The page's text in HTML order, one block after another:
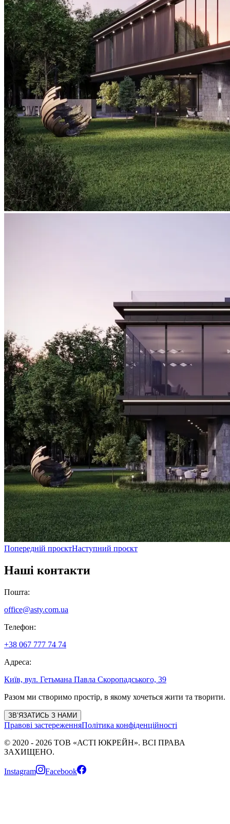
Попередній проєктНаступний проєкт
Наші контакти
Пошта:
office@asty.com.ua
Телефон:
+38 067 777 74 74
Адреса:
Київ, вул. Гетьмана Павла Скоропадського, 39
Разом ми створимо простір, в якому хочеться жити та творити.
ЗВ’ЯЗАТИСЬ З НАМИ
Правові застереженняПолітика конфіденційності
© 2020 - 2026 ТОВ «АСТІ ЮКРЕЙН». ВСІ ПРАВА
ЗАХИЩЕНО.
Instagram Facebook